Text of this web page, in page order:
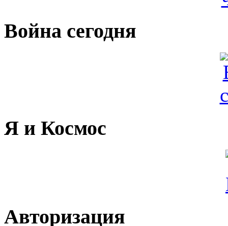
Война сегодня
Я и Космос
Авторизация